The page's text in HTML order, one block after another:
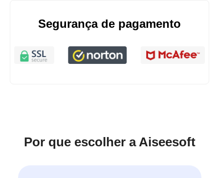
Segurança de pagamento
Por que escolher a Aiseesoft